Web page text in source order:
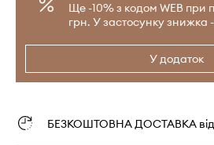
Ще -10% з кодом WEB при
грн. У застосунку знижка
У додаток
БЕЗКОШТОВНА ДОСТАВКА від